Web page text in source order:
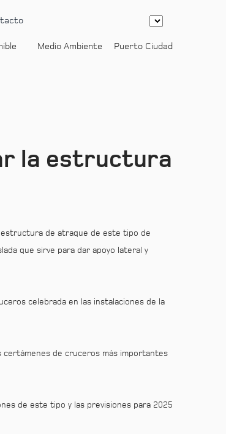
Medio Ambiente Puerto Ciudad
la estructura
estructura de atraque de este tipo de
que sirve para dar apoyo lateral y
celebrada en las instalaciones de la
certámenes de cruceros más importantes
de este tipo y las previsiones para 2025